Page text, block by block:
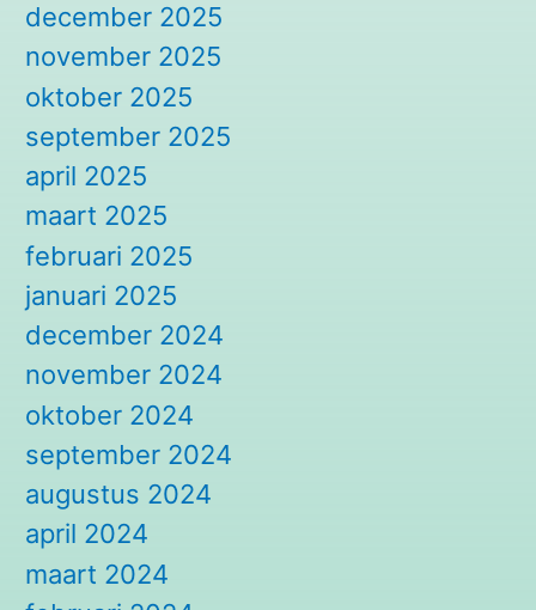
december 2025
november 2025
oktober 2025
september 2025
april 2025
maart 2025
februari 2025
januari 2025
december 2024
november 2024
oktober 2024
september 2024
augustus 2024
april 2024
maart 2024